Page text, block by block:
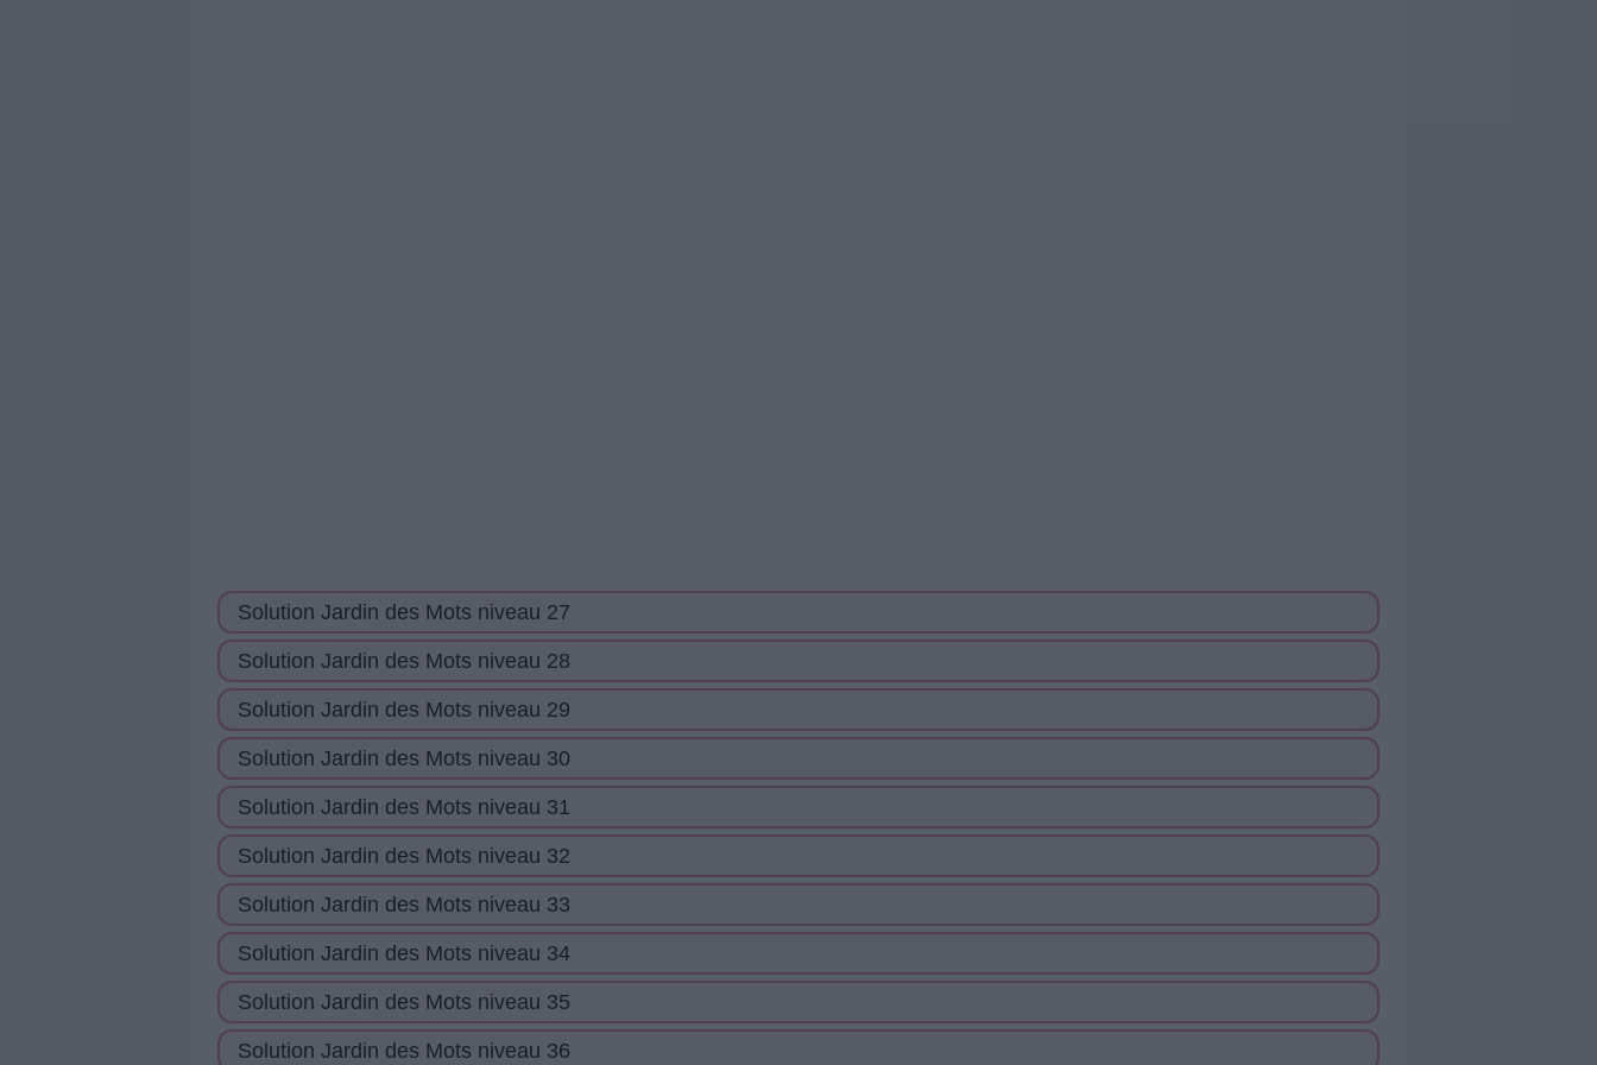
Solution Jardin des Mots niveau 27
Solution Jardin des Mots niveau 28
Solution Jardin des Mots niveau 29
Solution Jardin des Mots niveau 30
Solution Jardin des Mots niveau 31
Solution Jardin des Mots niveau 32
Solution Jardin des Mots niveau 33
Solution Jardin des Mots niveau 34
Solution Jardin des Mots niveau 35
Solution Jardin des Mots niveau 36